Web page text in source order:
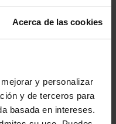
Acerca de las cookies
y personalizar
y de terceros para
basada en intereses.
de motorización
y estilos
por su
y su robusto
largos